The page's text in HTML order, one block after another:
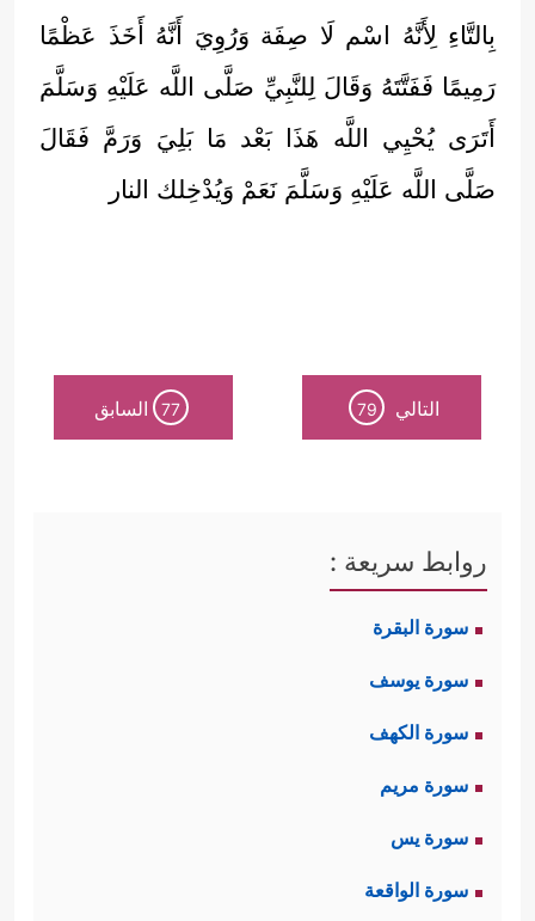
بِالتَّاءِ لِأَنَّهُ اسْم لَا صِفَة وَرُوِيَ أَنَّهُ أَخَذَ عَظْمًا
رَمِيمًا فَفَتَّتَهُ وَقَالَ لِلنَّبِيِّ صَلَّى اللَّه عَلَيْهِ وَسَلَّمَ
أَتَرَى يُحْيِي اللَّه هَذَا بَعْد مَا بَلِيَ وَرَمَّ فَقَالَ
صَلَّى اللَّه عَلَيْهِ وَسَلَّمَ نَعَمْ وَيُدْخِلك النار
التالي 79
77 السابق
روابط سريعة :
سورة البقرة
سورة يوسف
سورة الكهف
سورة مريم
سورة يس
سورة الواقعة